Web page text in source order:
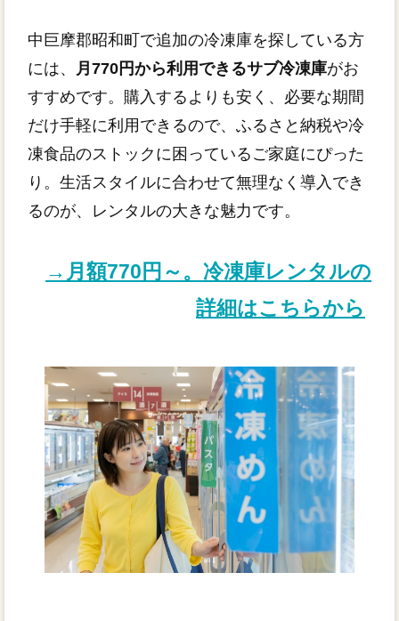
中巨摩郡昭和町で追加の冷凍庫を探している方
には、
月770円から利用できるサブ冷凍庫がお
すすめです。購入するよりも安く、必要な期間
だけ手軽に利用できるので、ふるさと納税や冷
凍食品のストックに困っているご家庭にぴった
り。生活スタイルに合わせて無理なく導入でき
るのが、レンタルの大きな魅力です。
→月額770円～。冷凍庫レンタルの
詳細はこちらから